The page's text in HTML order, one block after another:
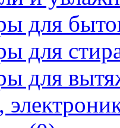
для
для
для